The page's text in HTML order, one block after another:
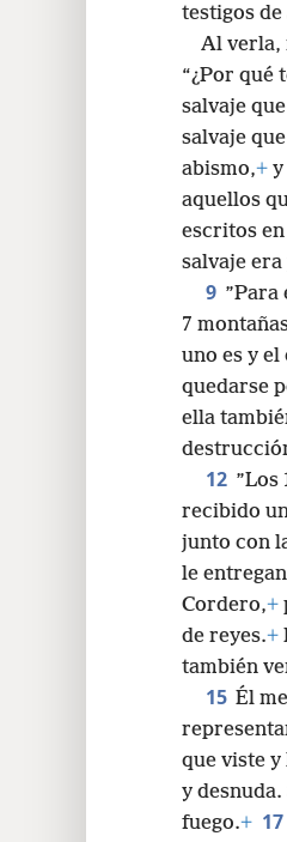
testigos de
Al verla,
“¿Por qué
salvaje
salvaje
abismo,+ y
aquellos
escritos
salvaje era
9 ”Para
7
uno es y
quedarse
ella
12 ”Los
recibido
junto con
le
Cordero,+
de reyes.+
también
15 Él
que viste y
y
fuego.+ 17